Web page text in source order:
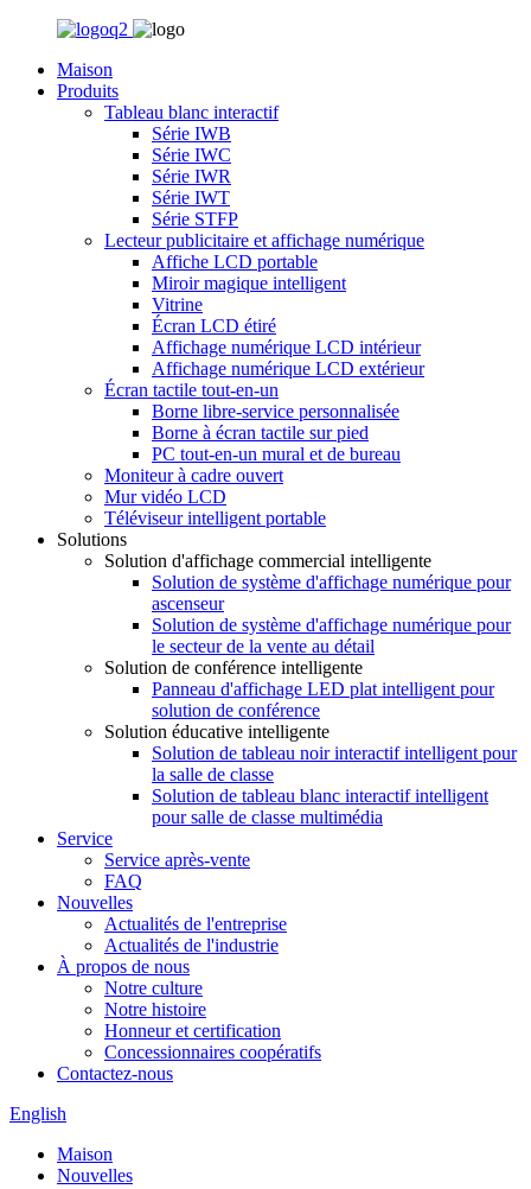
Maison
Produits
Tableau blanc interactif
Série IWB
Série IWC
Série IWR
Série IWT
Série STFP
Lecteur publicitaire et affichage numérique
Affiche LCD portable
Miroir magique intelligent
Vitrine
Écran LCD étiré
Affichage numérique LCD intérieur
Affichage numérique LCD extérieur
Écran tactile tout-en-un
Borne libre-service personnalisée
Borne à écran tactile sur pied
PC tout-en-un mural et de bureau
Moniteur à cadre ouvert
Mur vidéo LCD
Téléviseur intelligent portable
Solutions
Solution d'affichage commercial intelligente
Solution de système d'affichage numérique pour
ascenseur
Solution de système d'affichage numérique pour
le secteur de la vente au détail
Solution de conférence intelligente
Panneau d'affichage LED plat intelligent pour
solution de conférence
Solution éducative intelligente
Solution de tableau noir interactif intelligent pour
la salle de classe
Solution de tableau blanc interactif intelligent
pour salle de classe multimédia
Service
Service après-vente
FAQ
Nouvelles
Actualités de l'entreprise
Actualités de l'industrie
À propos de nous
Notre culture
Notre histoire
Honneur et certification
Concessionnaires coopératifs
Contactez-nous
English
Maison
Nouvelles